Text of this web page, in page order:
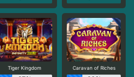
Tiger Kingdom Caravan of Riches